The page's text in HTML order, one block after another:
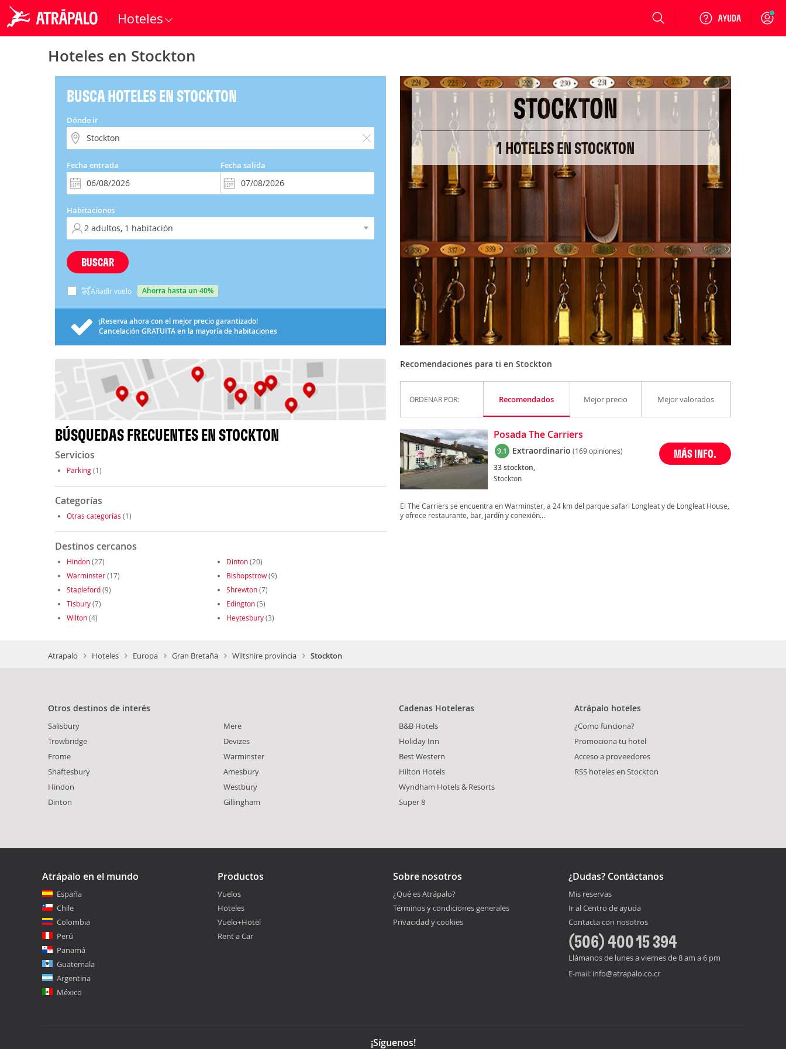
Hoteles Login
Hoteles en Stockton
BUSCA HOTELES EN STOCKTON
Dónde ir
Fecha entrada Fecha salida
Habitaciones
BUSCAR
Añadir vuelo ahorra hasta un 40%
¡Reserva ahora con el mejor precio garantizado!
Cancelación GRATUITAen la mayoría de habitaciones
BÚSQUEDAS FRECUENTES EN STOCKTON
Servicios
Parking(1)
Categorías
Otras categorías (1)
Destinos cercanos
Hindon(27) Dinton(20)
Warminster(17) Bishopstrow(9)
Stapleford(9) Shrewton(7)
Tisbury(7) Edington(5)
Wilton(4) Heytesbury(3)
STOCKTON
1 HOTELES EN STOCKTON
Recomendaciones para ti en Stockton
ORDENAR POR: Recomendados Mejor precio Mejor valorados
Posada The Carriers
9.1 Extraordinario (169 opiniones)
33 stockton,
Stockton
MÁS INFO.
El The Carriers se encuentra en Warminster, a 24 km del parque safari Longleat y de Longleat House,
y ofrece restaurante, bar, jardín y conexión...
Atrapalo Hoteles Europa Gran Bretaña Wiltshire provincia Stockton
Otros destinos de interés
Salisbury
Trowbridge
Frome
Shaftesbury
Hindon
Dinton
Mere
Devizes
Warminster
Amesbury
Westbury
Gillingham
Cadenas Hoteleras
B&B Hotels
Holiday Inn
Best Western
Hilton Hotels
Wyndham Hotels & Resorts
Super 8
Atrápalo hoteles
¿Como funciona?
Promociona tu hotel
Acceso a proveedores
RSS hoteles en Stockton
Atrápalo en el mundo
España
Chile
Colombia
Perú
Panamá
Guatemala
Argentina
México
Productos
Vuelos
Hoteles
Vuelo+Hotel
Rent a Car
Sobre nosotros
¿Qué es Atrápalo?
Términos y condiciones generales
Privacidad y cookies
¿Dudas? Contáctanos
Mis reservas
Ir al Centro de ayuda
Contacta con nosotros
(506) 400 15 394
Llámanos de lunes a viernes de 8 am a 6 pm
E-mail: info@atrapalo.co.cr
¡Síguenos!